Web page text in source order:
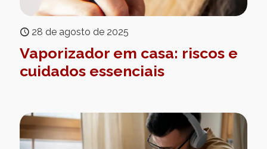
28 de agosto de 2025
Vaporizador em casa: riscos e
cuidados essenciais